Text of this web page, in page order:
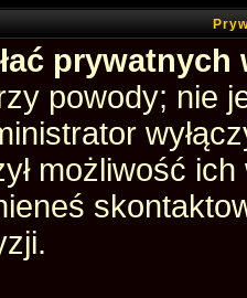
powody; nie
możliwość